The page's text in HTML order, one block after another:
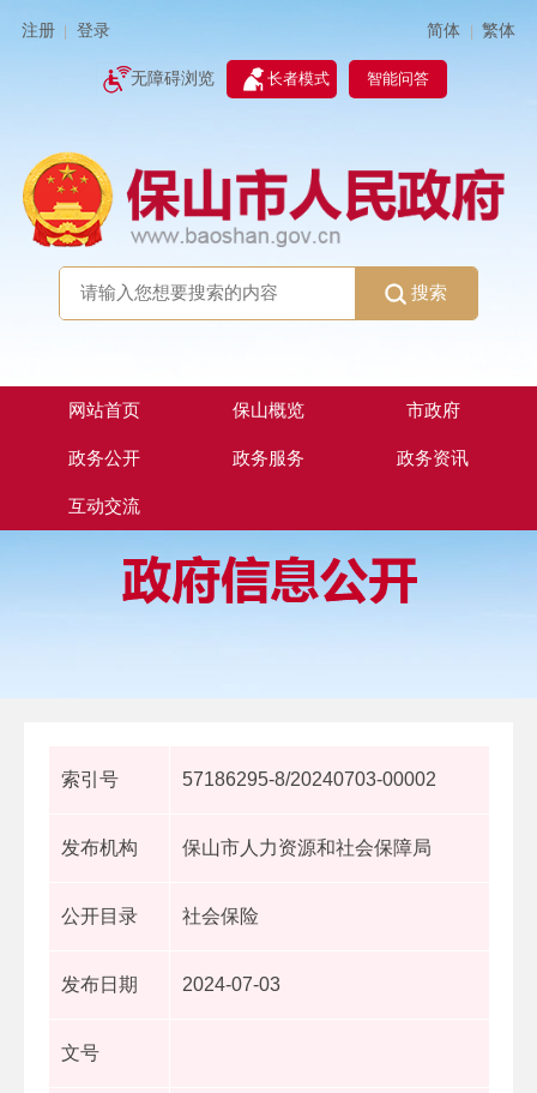
注册 登录 简体 | 繁体
无障碍浏览 长者模式 智能问答
搜索
网站首页 保山概览 市政府
政务公开 政务服务 政务资讯
互动交流
索引号 57186295-8/20240703-00002
发布机构 保山市人力资源和社会保障局
公开目录 社会保险
发布日期 2024-07-03
文号